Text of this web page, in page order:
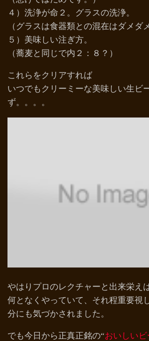
４）洗浄が命２。グラスの洗浄。
（グラスは食器類との混在はダメダ
５）美味しい注ぎ方。
（蕎麦と同じで内２：８？）
これらをクリアすれば
いつでもクリーミーな美味しい生ビ
ず。。。。
やはりプロのレクチャーと出来栄え
何となくやっていて、それ程重要視
分にも気づかされました。
でも今日から正真正銘の“おいしいビ